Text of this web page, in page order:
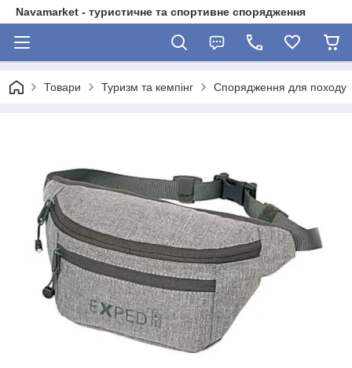
Navamarket - туристичне та спортивне спорядження
Товари Туризм та кемпінг Спорядження для походу